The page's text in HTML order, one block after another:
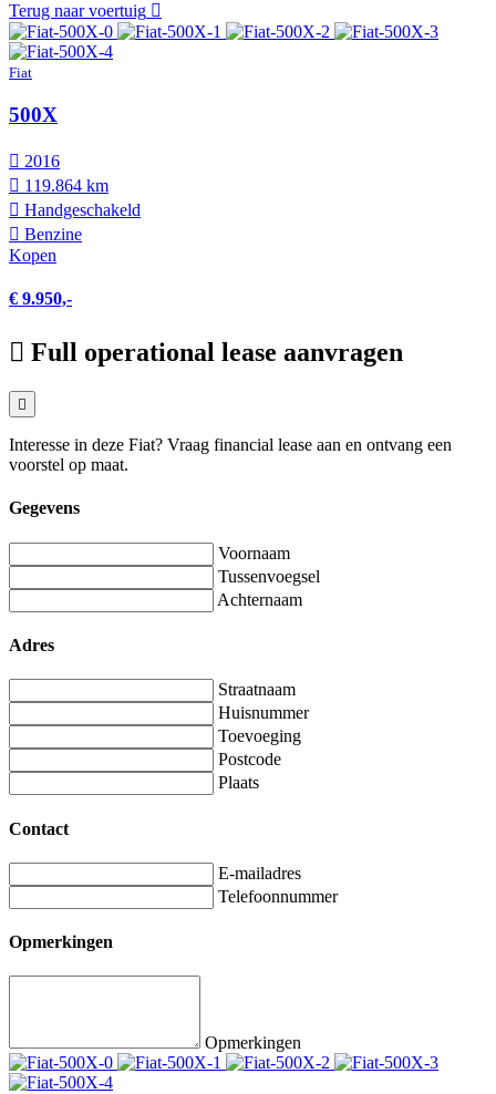
Terug naar voertuig
Fiat
500X
2016
119.864 km
Hand­geschakeld
Benzine
Kopen
€ 9.950,-
Full operational lease aanvragen
Interesse in deze Fiat? Vraag financial lease aan en ontvang een
voorstel op maat.
Gegevens
Voornaam
Tussenvoegsel
Achternaam
Adres
Straatnaam
Huisnummer
Toevoeging
Postcode
Plaats
Contact
E-mailadres
Telefoonnummer
Opmerkingen
Opmerkingen